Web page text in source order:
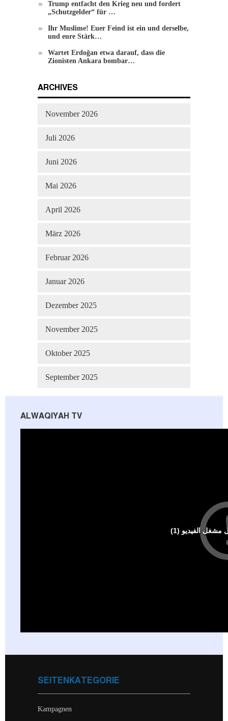
Trump entfacht den Krieg neu und fordert
„Schutzgelder“ für …
Ihr Muslime! Euer Feind ist ein und derselbe,
und eure Stärk…
Wartet Erdoğan etwa darauf, dass die
Zionisten Ankara bombar…
ARCHIVES
November 2026
Juli 2026
Juni 2026
Mai 2026
April 2026
März 2026
Februar 2026
Januar 2026
Dezember 2025
November 2025
Oktober 2025
September 2025
ALWAQIYAH TV
SEITENKATEGORIE
Kampagnen